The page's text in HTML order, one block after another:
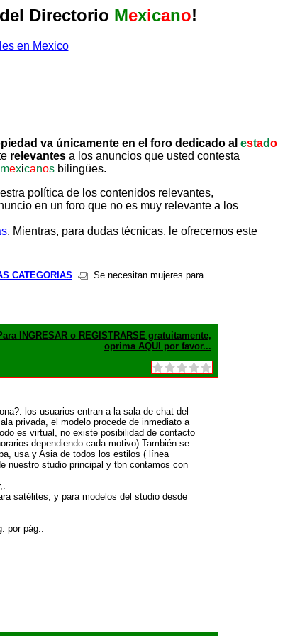
del Directorio Mexicano!
va únicamente en el foro dedicado al estado
relevantes a los anuncios que usted contesta
mexicanos bilingües.
política de los contenidos relevantes,
en un foro que no es muy relevante a los
. Mientras, para dudas técnicas, le ofrecemos este
CATEGORIAS
Se necesitan mujeres para
INGRESAR o REGISTRARSE gratuitamente,
oprima AQUI por favor...
los usuarios entran a la sala de chat del
privada, el modelo procede de inmediato a
es virtual, no existe posibilidad de contacto
dependiendo cada motivo) También se
usa y Asia de todos los estilos ( línea
nuestro studio principal y tbn contamos con
satélites, y para modelos del studio desde
por pág..